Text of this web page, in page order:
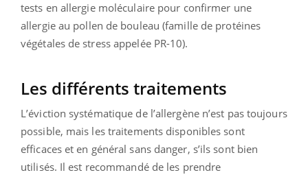
tests en allergie moléculaire pour confirmer une
allergie au pollen de bouleau (famille de protéines
végétales de stress appelée PR-10).
Les différents traitements
L’éviction systématique de l’allergène n’est pas toujours
possible, mais les traitements disponibles sont
efficaces et en général sans danger, s’ils sont bien
utilisés. Il est recommandé de les prendre